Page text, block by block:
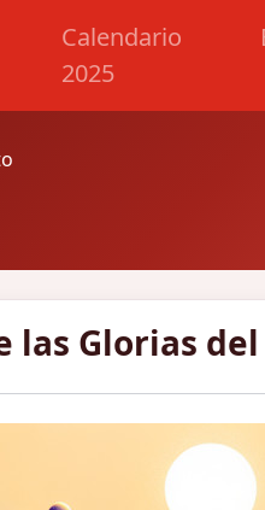
Calendario
2025
las Glorias